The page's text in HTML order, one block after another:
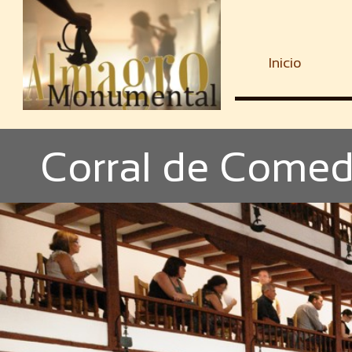
Inicio
Corral de